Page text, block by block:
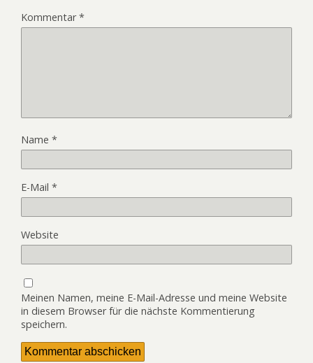
Kommentar*
Name *
E-Mail *
Website
Meinen Namen, meine E-Mail-Adresse und meine Website
in diesem Browser für die nächste Kommentierung
speichern.